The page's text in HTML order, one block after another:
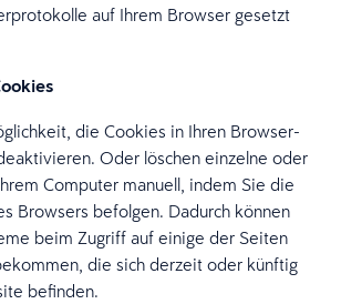
auf Ihrem Browser gesetzt
die Cookies in Ihren Browser-
Oder löschen einzelne oder
Computer manuell, indem Sie die
Browsers befolgen. Dadurch können
beim Zugriff auf einige der Seiten
die sich derzeit oder künftig
befinden.